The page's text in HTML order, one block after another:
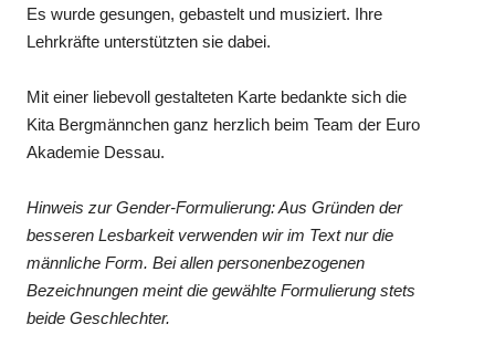
Es wurde gesungen, gebastelt und musiziert. Ihre
Lehrkräfte unterstützten sie dabei.
Mit einer liebevoll gestalteten Karte bedankte sich die
Kita Bergmännchen ganz herzlich beim Team der Euro
Akademie Dessau.
Hinweis zur Gender-Formulierung: Aus Gründen der
besseren Lesbarkeit verwenden wir im Text nur die
männliche Form. Bei allen personenbezogenen
Bezeichnungen meint die gewählte Formulierung stets
beide Geschlechter.